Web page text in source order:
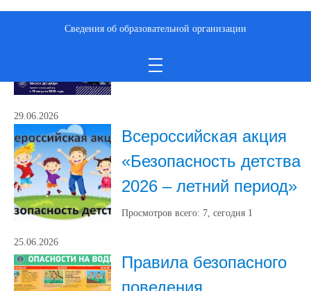
Прием 2026 в ПМАОУ
ДО ЦРДМ
Просмотров всего:
29.06.2026
Всероссийская акция
«Безопасность детства
2026 – летний период»
Просмотров всего: 7, сегодня 1
25.06.2026
Правила безопасного
поведения
Сведения об образовательной организации